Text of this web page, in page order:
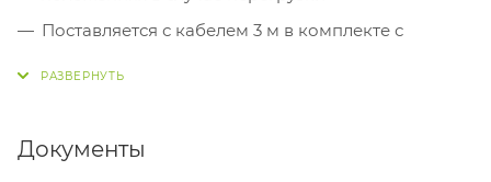
Поставляется с кабелем 3 м в комплекте с
кронштейнов возможна для вентиляционных
1500 мм
Документы